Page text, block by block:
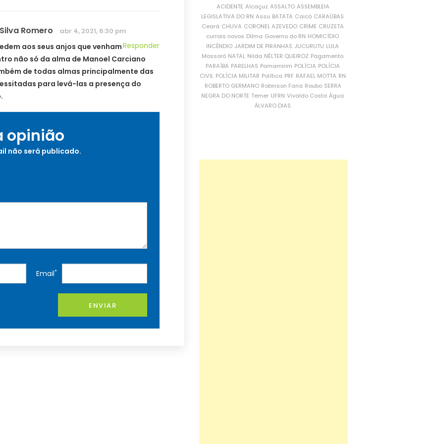
Romero abr 4, 2021, 6:30 pm
Responder
aos seus anjos que venham
não só da alma de Manoel Carciano
de todas almas principalmente das
para levá-las a presença do
opinião
não será publicado.
Email*
ENVIAR
ACIDENTE Alcaçuz ASSALTO ASSEMBLEIA
LEGISLATIVA DO RN Assu BATATA Caicó CARAÚBAS
Ceará CHUVA CORONEL AZEVEDO CRIME CRUZETA
currais novos Dilma Governo do RN HOMICÍDIO
INCÊNDIO JARDIM DE PIRANHAS JUCURUTU LULA
Mossoró NATAL Nilda NÉLTER QUEIROZ Pagamento
PARAÍBA PARELHAS Parnamirim POLÍCIA POLÍCIA
CIVIL POLÍCIA MILITAR Política PRF RAFAEL MOTTA RN
ROBERTO GERMANO Robinson Faria Roubo SERRA
NEGRA DO NORTE Temer UFRN Vivaldo Costa Água
ÁLVARO DIAS